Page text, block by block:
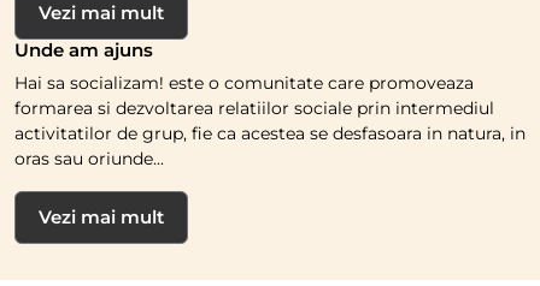
Vezi mai mult
Unde am ajuns
Hai sa socializam! este o comunitate care promoveaza
formarea si dezvoltarea relatiilor sociale prin intermediul
activitatilor de grup, fie ca acestea se desfasoara in natura, in
oras sau oriunde...
Vezi mai mult